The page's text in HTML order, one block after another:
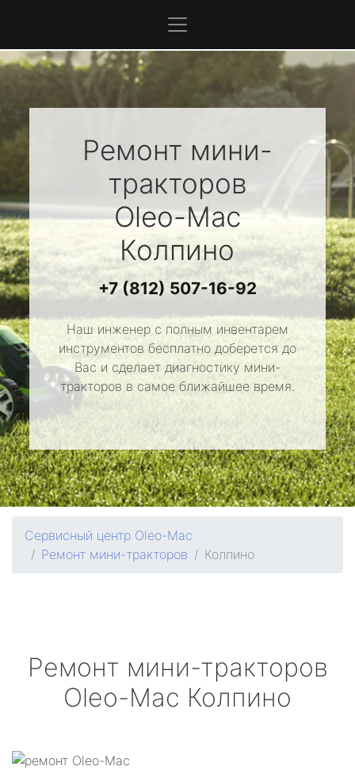
Ремонт мини-
тракторов
Oleo-Mac
Колпино
+7 (812) 507-16-92
Наш инженер с полным инвентарем
инструментов бесплатно доберется до
Вас и сделает диагностику мини-
тракторов в самое ближайшее время.
Сервисный центр Oleo-Mac
Ремонт мини-тракторов
Колпино
Ремонт мини-тракторов
Oleo-Mac Колпино